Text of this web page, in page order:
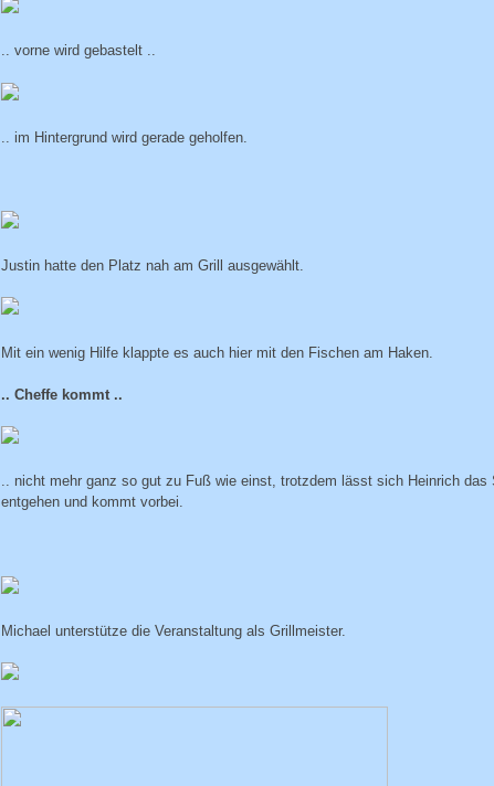
.. vorne wird gebastelt ..
.. im Hintergrund wird gerade geholfen.
Justin hatte den Platz nah am Grill ausgewählt.
Mit ein wenig Hilfe klappte es auch hier mit den Fischen am Haken.
.. Cheffe kommt ..
.. nicht mehr ganz so gut zu Fuß wie einst, trotzdem lässt sich Heinrich das
entgehen und kommt vorbei.
Michael unterstütze die Veranstaltung als Grillmeister.